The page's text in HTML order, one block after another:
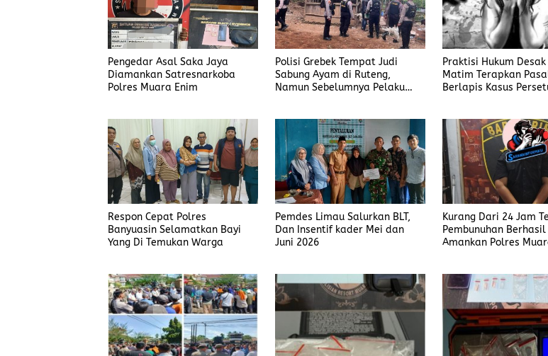
Pengedar Asal Saka Jaya
Diamankan Satresnarkoba
Polres Muara Enim
Polisi Grebek Tempat Judi
Sabung Ayam di Ruteng,
Namun Sebelumnya Pelaku
Praktisi Hukum
Matim Terapkan
Berlapis Kasus
Respon Cepat Polres
Banyuasin Selamatkan Bayi
Yang Di Temukan Warga
Pemdes Limau Salurkan BLT,
Dan Insentif kader Mei dan
Juni 2026
Kurang Dari 24 Jam
Pembunuhan Berhasil
Amankan Polres